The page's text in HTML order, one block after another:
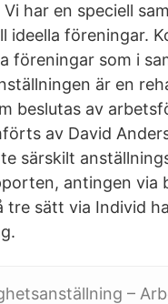
har en speciell
föreningar.
föreningar som i
är en
beslutas av
av David
särskilt
antingen via
tre sätt via Individ
–